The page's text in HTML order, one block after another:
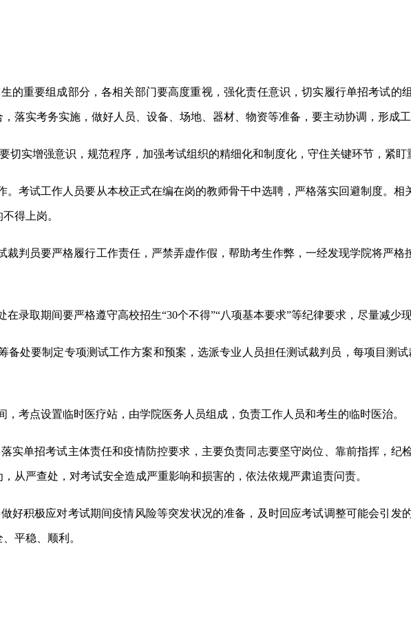
的重要组成部分，各相关部门要高度重视，强化责任意识，切实履行单招考试
落实考务实施，做好人员、设备、场地、器材、物资等准备，要主动协调，形成
要切实增强意识，规范程序，加强考试组织的精细化和制度化，守住关键环节，紧盯
。考试工作人员要从本校正式在编在岗的教师骨干中选聘，严格落实回避制度。相
得上岗。
裁判员要严格履行工作责任，严禁弄虚作假，帮助考生作弊，一经发现学院将严格
在录取期间 要严格遵守高校招生“30个不得”“八项基本要求”等纪律要求，尽量减少
备处要制定专项测试工作方案和预案，选派专业人员担任测试裁判员，每项目测
，考点设置临时医疗站，由学院医务人员组成，负责工作人员和考生的临时医治。
实单招考试主体责任和疫情防控要求，主要负责同志要坚守岗位、靠前指挥，纪
从严查处，对考试安全造成严重影响和损害的，依法依规严肃追责问责。
做好积极应对考试期间疫情风险等突发状况的准备，及时回应考试调整可能会引
平稳、顺利。